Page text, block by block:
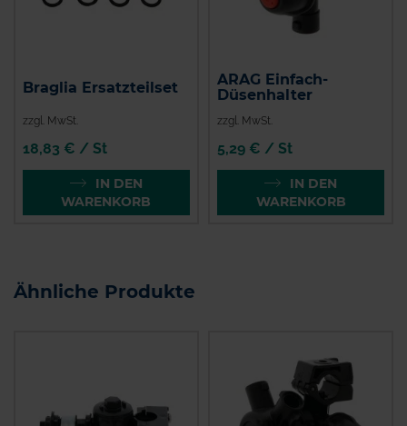
Braglia Ersatzteilset
zzgl. MwSt.
18,83 € / St
IN DEN
WARENKORB
ARAG Einfach-
Düsenhalter
zzgl. MwSt.
5,29 € / St
IN DEN
WARENKORB
Ähnliche Produkte